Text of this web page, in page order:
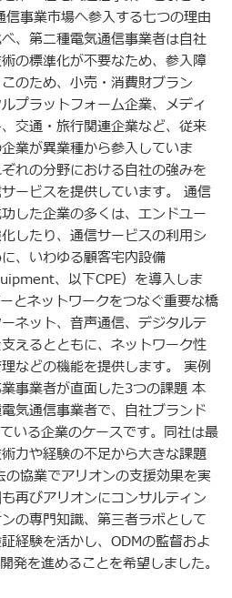
事業市場へ参入する七つの理由
、第二種電気通信事業者は自社
の標準化が不要なため、参入障
のため、小売・消費財ブラン
プラットフォーム企業、メディ
交通・旅行関連企業など、従来
業が異業種から参入していま
れの分野における自社の強みを
ービスを提供しています。 通信
した企業の多くは、エンドユー
したり、通信サービスの利用シ
、いわゆる顧客宅内設備
、以下CPE）を導入しま
とネットワークをつなぐ重要な橋
ネット、音声通信、デジタルテ
えるとともに、ネットワーク性
などの機能を提供します。 実例
事業者が直面した3つの課題 本
気通信事業者で、自社ブランド
いる企業のケースです。同社は最
力や経験の不足から大きな課題
協業でアリオンの支援効果を実
再びアリオンにコンサルティン
の専門知識、第三者ラボとして
経験を活かし、ODMの監督およ
発を進めることを希望しました。